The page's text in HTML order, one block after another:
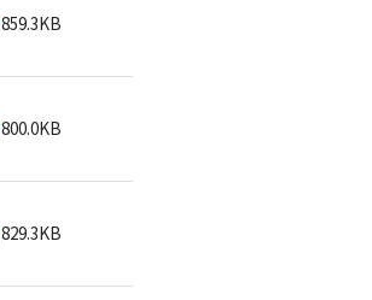
859.3KB
800.0KB
829.3KB